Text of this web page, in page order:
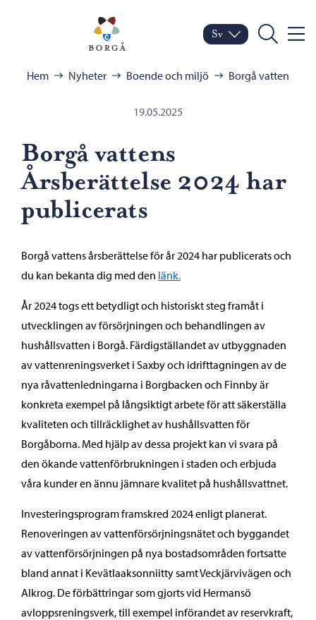
Porvoo – Gå till
Byt språk
Nuvarande språk:
Sv
Sök Meny
Bläddra:
Hem Nyheter Boende och miljö Borgå vatten
19.05.2025
Borgå vattens
Årsberättelse 2024 har
publicerats
Borgå vattens årsberättelse för år 2024 har publicerats och
du kan bekanta dig med den länk.
År 2024 togs ett betydligt och historiskt steg framåt i
utvecklingen av försörjningen och behandlingen av
hushållsvatten i Borgå. Färdigställandet av utbyggnaden
av vattenreningsverket i Saxby och idrifttagningen av de
nya råvattenledningarna i Borgbacken och Finnby är
konkreta exempel på långsiktigt arbete för att säkerställa
kvaliteten och tillräcklighet av hushållsvatten för
Borgåborna. Med hjälp av dessa projekt kan vi svara på
den ökande vattenförbrukningen i staden och erbjuda
våra kunder en ännu jämnare kvalitet på hushållsvattnet.
Investeringsprogram framskred 2024 enligt planerat.
Renoveringen av vattenförsörjningsnätet och byggandet
av vattenförsörjningen på nya bostadsområden fortsatte
bland annat i Kevätlaaksonniitty samt Veckjärvivägen och
Alkrog. De förbättringar som gjorts vid Hermansö
avloppsreningsverk, till exempel införandet av reservkraft,